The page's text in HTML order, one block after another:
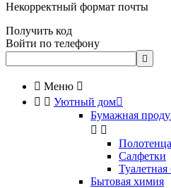
Некорректный формат почты
Получить код
Войти по телефону

 Меню 
  Уютный дом
Бумажная
 
Салфетки
Туалетная
Бытовая химия